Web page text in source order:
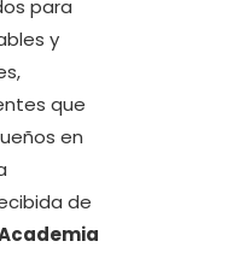
para
y
que
en
de